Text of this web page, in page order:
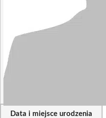
Data i miejsce urodzenia